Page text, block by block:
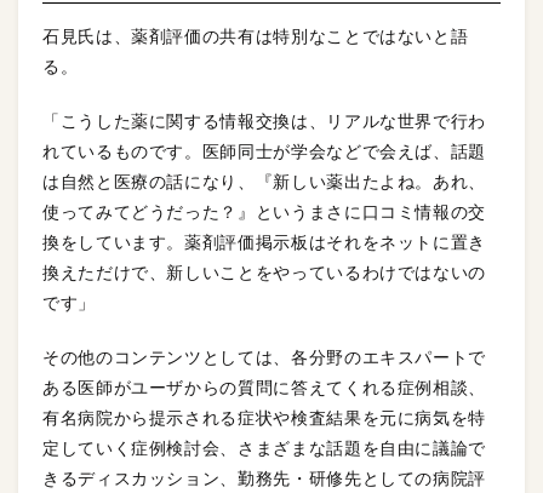
石見氏は、薬剤評価の共有は特別なことではないと語
る。
「こうした薬に関する情報交換は、リアルな世界で行わ
れているものです。医師同士が学会などで会えば、話題
は自然と医療の話になり、『新しい薬出たよね。あれ、
使ってみてどうだった？』というまさに口コミ情報の交
換をしています。薬剤評価掲示板はそれをネットに置き
換えただけで、新しいことをやっているわけではないの
です」
その他のコンテンツとしては、各分野のエキスパートで
ある医師がユーザからの質問に答えてくれる症例相談、
有名病院から提示される症状や検査結果を元に病気を特
定していく症例検討会、さまざまな話題を自由に議論で
きるディスカッション、勤務先・研修先としての病院評